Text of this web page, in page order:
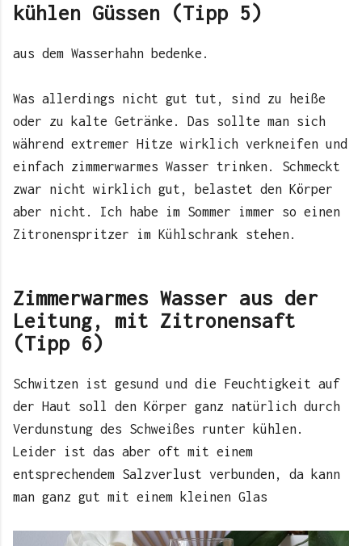
kühlen Güssen (Tipp 5)
aus dem Wasserhahn bedenke.
Was allerdings nicht gut tut, sind zu heiße
oder zu kalte Getränke. Das sollte man sich
während extremer Hitze wirklich verkneifen und
einfach zimmerwarmes Wasser trinken. Schmeckt
zwar nicht wirklich gut, belastet den Körper
aber nicht. Ich habe im Sommer immer so einen
Zitronenspritzer im Kühlschrank stehen.
Zimmerwarmes Wasser aus der
Leitung, mit Zitronensaft
(Tipp 6)
Schwitzen ist gesund und die Feuchtigkeit auf
der Haut soll den Körper ganz natürlich durch
Verdunstung des Schweißes runter kühlen.
Leider ist das aber oft mit einem
entsprechendem Salzverlust verbunden, da kann
man ganz gut mit einem kleinen Glas